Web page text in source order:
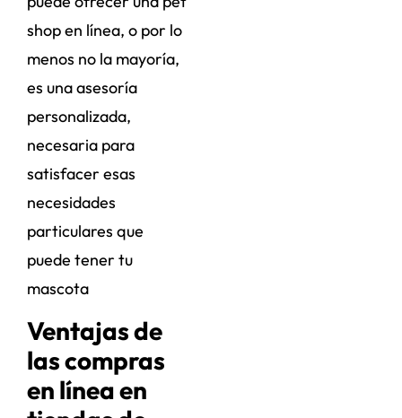
shop en línea, o por lo
menos no la mayoría,
es una asesoría
personalizada,
necesaria para
satisfacer esas
necesidades
particulares que
puede tener tu
mascota
Ventajas de
las compras
en línea en